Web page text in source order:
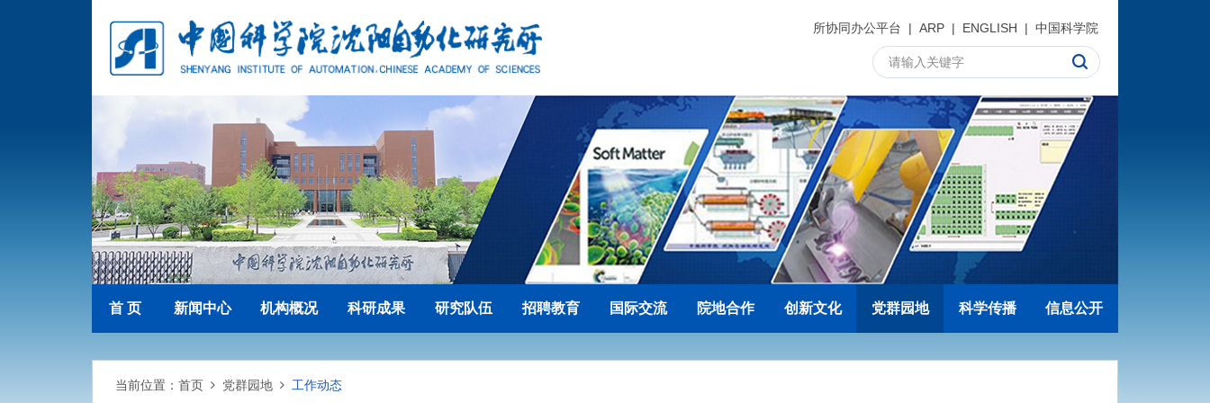
所协同办公平台 | ARP | ENGLISH | 中国科学院
首 页 新闻中心 机构概况 科研成果 研究队伍 招聘教育 国际交流 院地合作 创新文化 党群园地 科学传播 信息公开
当前位置： 首页 党群园地 工作动态